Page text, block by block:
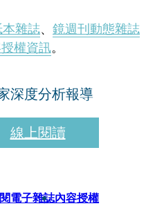
雜誌、 鏡週刊動態雜誌
權資訊。
深度分析報導
線上閱讀
電子雜誌內容授權